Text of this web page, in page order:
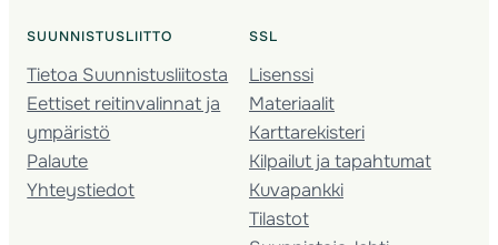
SUUNNISTUSLIITTO
Tietoa Suunnistusliitosta
Eettiset reitinvalinnat ja
ympäristö
Palaute
Yhteystiedot
SSL
Lisenssi
Materiaalit
Karttarekisteri
Kilpailut ja tapahtumat
Kuvapankki
Tilastot